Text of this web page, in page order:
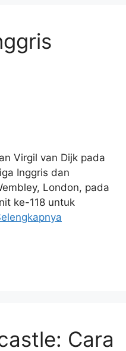
Virgil van Dijk pada
Inggris dan
London, pada
ke-118 untuk
Cara